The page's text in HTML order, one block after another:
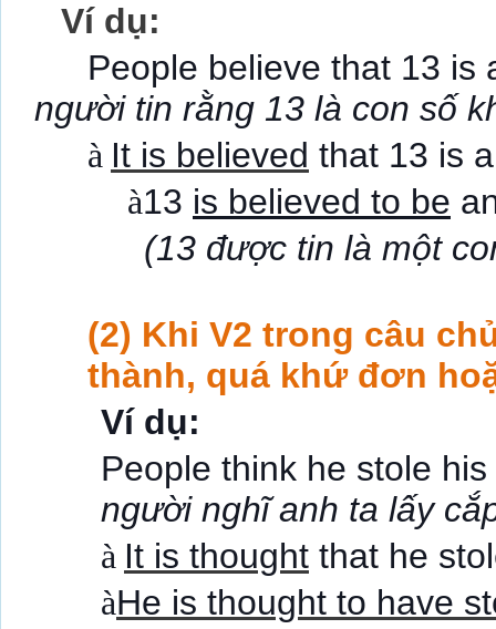
Ví dụ:
People believe that 13 is
người tin rằng 13 là con số
à It is believed that 13 is
à13 is believed to be
(13 được tin là một con
(2) Khi V2 trong câu
thành, quá khứ đơn
Ví dụ:
People think he stole his
người nghĩ anh ta lấy
à It is thought that he
àHe is thought to have